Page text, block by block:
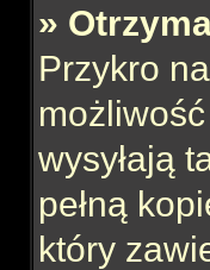
»
Przykro
wysyłają
pełną
który